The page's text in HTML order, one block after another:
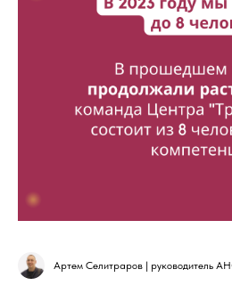
Артем Селитраров | руководитель